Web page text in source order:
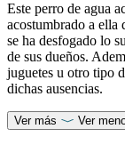
Este perro de agua
acostumbrado a ella
se ha desfogado lo
de sus dueños.
juguetes u otro tipo
dichas ausencias.
Ver más Ver